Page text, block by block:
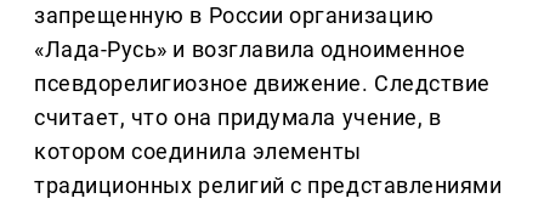
запрещенную в России организацию
«Лада-Русь» и возглавила одноименное
псевдорелигиозное движение. Следствие
считает, что она придумала учение, в
котором соединила элементы
традиционных религий с представлениями